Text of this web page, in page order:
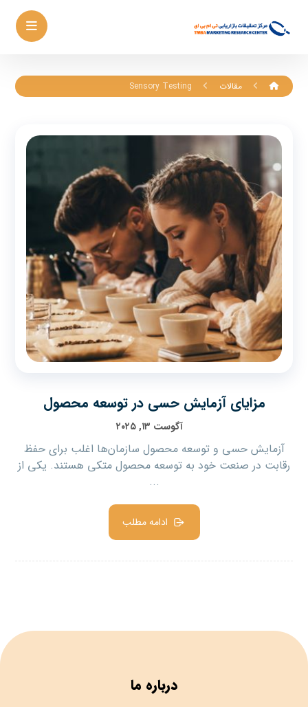
مقالات Sensory Testing
مزایای آزمایش حسی در توسعه محصول
آگوست ۱۳, ۲۰۲۵
آزمایش حسی و توسعه محصول سازمان‌ها اغلب برای حفظ
رقابت در صنعت خود به توسعه محصول متکی هستند. یکی از
...
ادامه مطلب
درباره ما